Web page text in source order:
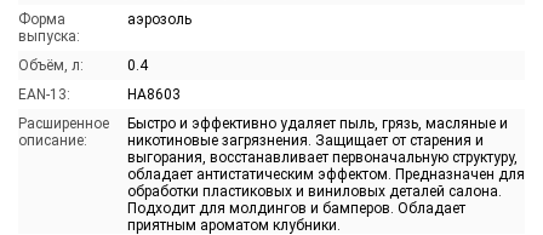
Форма
выпуска:
аэрозоль
Объём, л:
0.4
EAN-13:
HA8603
Расширенное
описание:
Быстро и эффективно удаляет пыль, грязь, масляные и
никотиновые загрязнения. Защищает от старения и
выгорания, восстанавливает первоначальную структуру,
обладает антистатическим эффектом. Предназначен для
обработки пластиковых и виниловых деталей салона.
Подходит для молдингов и бамперов. Обладает
приятным ароматом клубники.